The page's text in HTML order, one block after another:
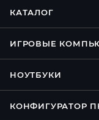
КАТАЛОГ
ИГРОВЫЕ
НОУТБУКИ
КОНФИГУРАТОР